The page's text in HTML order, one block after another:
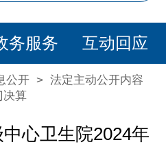
务服务 互动回应
公开> 法定主动公开内容
决算
心卫生院2024年